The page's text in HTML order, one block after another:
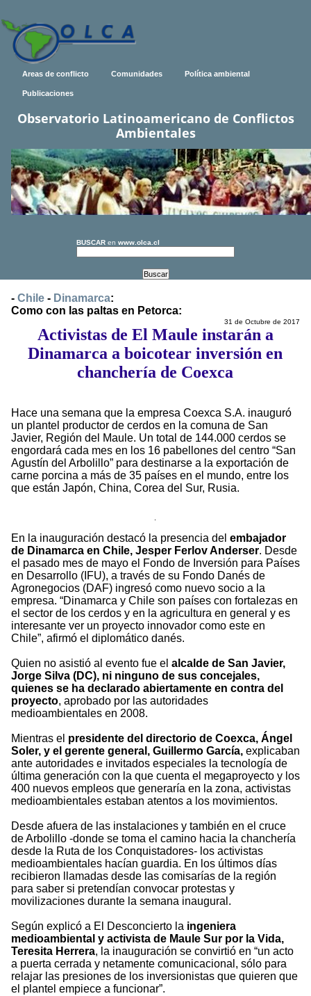
Areas de conflicto Comunidades Política ambiental
Publicaciones
Observatorio Latinoamericano de Conflictos
Ambientales
BUSCAR en www.olca.cl
- Chile - Dinamarca:
Como con las paltas en Petorca:
31 de Octubre de 2017
Activistas de El Maule instarán a
Dinamarca a boicotear inversión en
chanchería de Coexca
Hace una semana que la empresa Coexca S.A. inauguró
un plantel productor de cerdos en la comuna de San
Javier, Región del Maule. Un total de 144.000 cerdos se
engordará cada mes en los 16 pabellones del centro “San
Agustín del Arbolillo” para destinarse a la exportación de
carne porcina a más de 35 países en el mundo, entre los
que están Japón, China, Corea del Sur, Rusia.
En la inauguración destacó la presencia del embajador
de Dinamarca en Chile, Jesper Ferlov Anderser. Desde
el pasado mes de mayo el Fondo de Inversión para Países
en Desarrollo (IFU), a través de su Fondo Danés de
Agronegocios (DAF) ingresó como nuevo socio a la
empresa. “Dinamarca y Chile son países con fortalezas en
el sector de los cerdos y en la agricultura en general y es
interesante ver un proyecto innovador como este en
Chile”, afirmó el diplomático danés.
Quien no asistió al evento fue el alcalde de San Javier,
Jorge Silva (DC), ni ninguno de sus concejales,
quienes se ha declarado abiertamente en contra del
proyecto, aprobado por las autoridades
medioambientales en 2008.
Mientras el presidente del directorio de Coexca, Ángel
Soler, y el gerente general, Guillermo García, explicaban
ante autoridades e invitados especiales la tecnología de
última generación con la que cuenta el megaproyecto y los
400 nuevos empleos que generaría en la zona, activistas
medioambientales estaban atentos a los movimientos.
Desde afuera de las instalaciones y también en el cruce
de Arbolillo -donde se toma el camino hacia la chanchería
desde la Ruta de los Conquistadores- los activistas
medioambientales hacían guardia. En los últimos días
recibieron llamadas desde las comisarías de la región
para saber si pretendían convocar protestas y
movilizaciones durante la semana inaugural.
Según explicó a El Desconcierto la ingeniera
medioambiental y activista de Maule Sur por la Vida,
Teresita Herrera, la inauguración se convirtió en “un acto
a puerta cerrada y netamente comunicacional, sólo para
relajar las presiones de los inversionistas que quieren que
el plantel empiece a funcionar”.